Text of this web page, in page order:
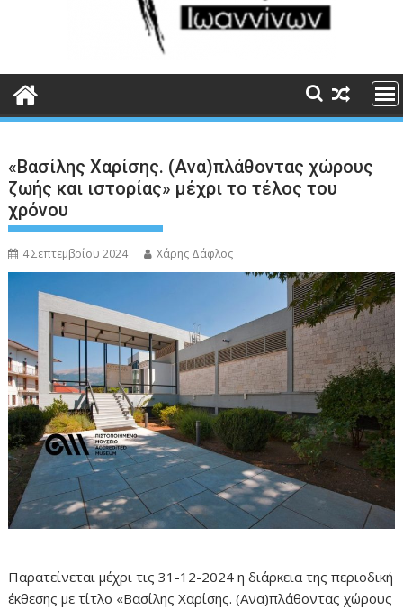
«Βασίλης Χαρίσης. (Ανα)πλάθοντας χώρους
ζωής και ιστορίας» μέχρι το τέλος του
χρόνου
4 Σεπτεμβρίου 2024 Χάρης Δάφλος
Παρατείνεται μέχρι τις 31-12-2024 η διάρκεια της περιοδική
έκθεσης με τίτλο «Βασίλης Χαρίσης. (Ανα)πλάθοντας χώρους